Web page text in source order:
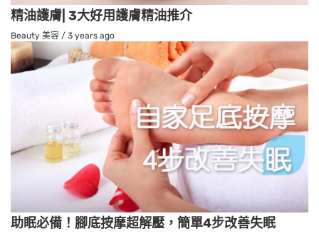
精油護膚| 3大好用護膚精油推介
Beauty 美容 / 3 years ago
助眠必備！腳底按摩超解壓，簡單4步改善失眠